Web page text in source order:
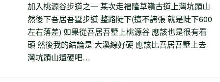
加入桃源谷步道之一 某次走福隆草嶺古道上灣坑頭山
然後下吾居吾墅步道 整路陡下(這不誇張 就是陡下600
左右落差) 如果從吾居吾墅上桃源谷 應該也是很有看
頭 然後我的結論是 大溪線好硬 應該比吾居吾墅上去
灣坑頭山還硬吧…